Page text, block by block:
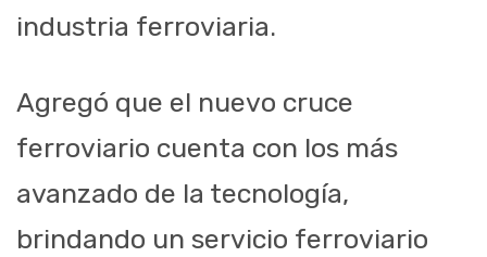
industria ferroviaria.
Agregó que el nuevo cruce
ferroviario cuenta con los más
avanzado de la tecnología,
brindando un servicio ferroviario